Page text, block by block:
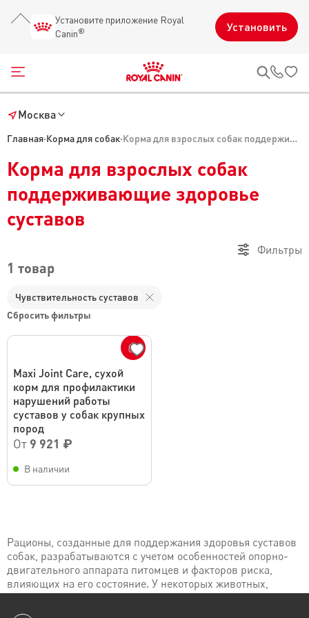
Установите приложение Royal
Canin® Установить
Открыть меню
Главная·Корма для собак· Корма для взрослых собак поддерживающие здоровье суставов
Москва
Корма для взрослых собак
поддерживающие здоровье
суставов
Фильтры
1 товар
Чувствительность суставов
Сбросить фильтры
Maxi Joint Care, сухой
корм для профилактики
нарушений работы
суставов у собак крупных
пород
От 9 921 ₽
В наличии
Рационы, созданные для поддержания здоровья суставов
собак, разрабатываются с учетом особенностей опорно-
двигательного аппарата питомцев и факторов риска,
влияющих на его состояние. У некоторых животных,
особенно если речь идет о представителях категории
крупных или очень крупных пород, встречается